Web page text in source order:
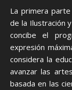
La primera
de la Ilustración
concibe el
expresión
considera la
avanzar las
basada en las